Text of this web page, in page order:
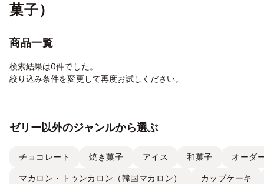
菓子）
商品一覧
検索結果は0件でした。
絞り込み条件を変更して再度お試しください。
ゼリー以外のジャンルから選ぶ
チョコレート 焼き菓子 アイス 和菓子 オーダ
マカロン・トゥンカロン（韓国マカロン） カップケーキ